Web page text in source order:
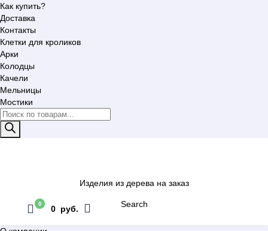
Как купить?
Доставка
Контакты
Клетки для кроликов
Арки
Колодцы
Качели
Мельницы
Мостики
Поиск
товаров
Изделия из дерева на заказ
Search
0
0 руб.